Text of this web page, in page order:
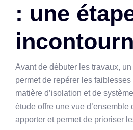
: une
Avant de débuter les travaux,
permet de repérer les
matière d’isolation et de
étude offre une vue d’ensemble
apporter et permet de prioriser